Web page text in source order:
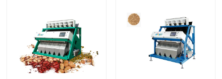
Les grains de café colorent la trieuse
Trieuse de couleur d'épice